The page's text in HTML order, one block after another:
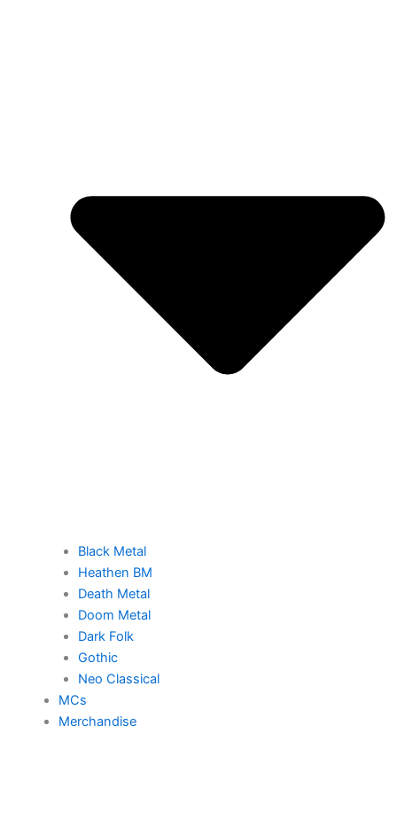
Black Metal
Heathen BM
Death Metal
Doom Metal
Dark Folk
Gothic
Neo Classical
MCs
Merchandise